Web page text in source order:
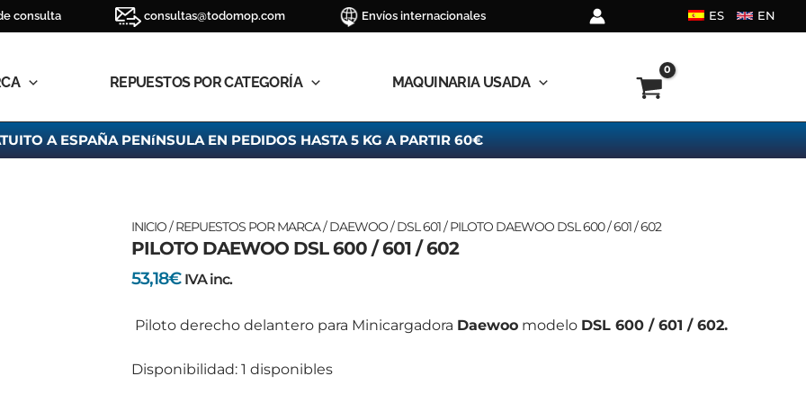
consulta consultas@todomop.com Envíos internacionales ES EN
REPUESTOS POR CATEGORÍA MAQUINARIA USADA
A ESPAÑA PENíNSULA EN PEDIDOS HASTA 5 KG A PARTIR 60€
INICIO/REPUESTOS POR MARCA/DAEWOO/DSL 601/ PILOTO DAEWOO DSL 600 / 601 / 602
PILOTO DAEWOO DSL 600 / 601 / 602
53,18€ IVA inc.
Piloto derecho delantero para Minicargadora Daewoomodelo DSL 600 / 601 / 602.
Disponibilidad: 1 disponibles
PILOTO
DAEWOO
DSL
600
601
602